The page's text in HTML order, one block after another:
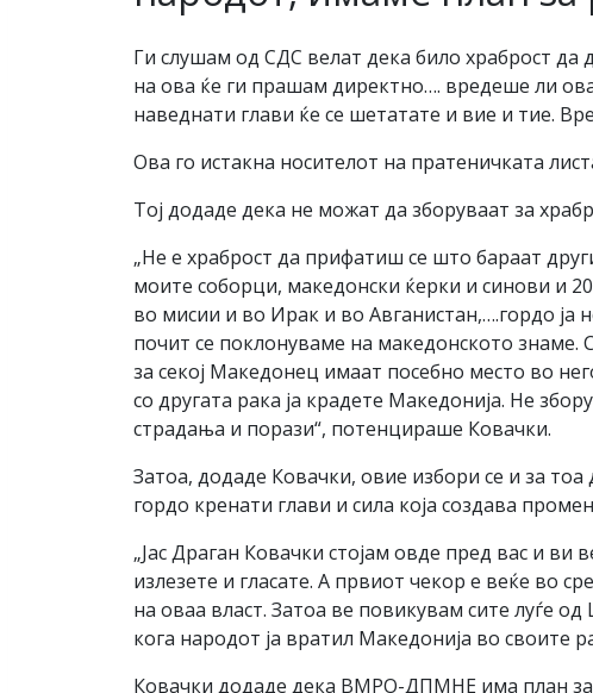
Ги слушам од СДС велат дека било храброст
на ова ќе ги прашам директно…. вредеше ли
наведнати глави ќе се шетатате и вие и тие.
Ова го истакна носителот на пратеничката
Тој додаде дека не можат да зборуваат за
„Не е храброст да прифатиш се што бараат
моите соборци, македонски ќерки и синови и
во мисии и во Ирак и во Авганистан,….гордо ја
почит се поклонуваме на македонското знаме.
за секој Македонец имаат посебно место во
со другата рака ја крадете Македонија. Не
страдања и порази“, потенцираше Ковачки.
Затоа, додаде Ковачки, овие избори се и за
гордо кренати глави и сила која создава
„Јас Драган Ковачки стојам овде пред вас и
излезете и гласате. А првиот чекор е веќе во
на оваа власт. Затоа ве повикувам сите луѓе
кога народот ја вратил Македонија во своите
Ковачки додаде дека ВМРО-ДПМНЕ има план за